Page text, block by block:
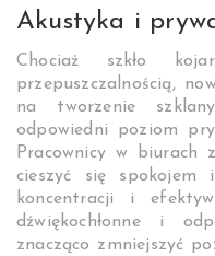
Akustyka i
Chociaż szkło
przepuszczalnością,
na tworzenie
odpowiedni poziom
Pracownicy w biurach
cieszyć się
koncentracji i
dźwiękochłonne i
znacząco zmniejszyć